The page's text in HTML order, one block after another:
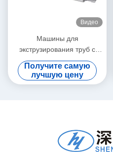
Видео
Машины для
экструзирования труб с
гофрированной
прокладкой,
предназначенные как для
Получите самую
лучшую цену